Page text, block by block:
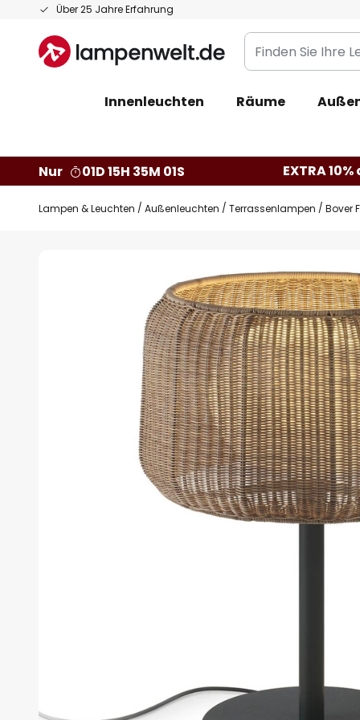
Über 25 Jahre Erfahrung
Zum
springen
Finden
Sie
Leuchte...
Innenleuchten Räume
Nur
01D 15H 35M 00S EXTRA
Lampen & Leuchten Außenleuchten Terrassenlampen Bover